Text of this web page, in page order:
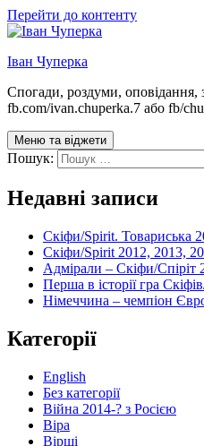
Перейти до контенту
Іван Чуперка
Спогади, роздуми, оповідання,
fb.com/ivan.chuperka.7 або fb/
Меню та віджети
Пошук:
Недавні записи
Скіфи/Spirit. Товариська
Скіфи/Spirit 2012, 2013,
Адмірали – Скіфи/Спіріт
Перша в історії гра
Німеччина – чемпіон
Категорії
English
Без категорії
Війна 2014-? з Росією
Віра
Вірші